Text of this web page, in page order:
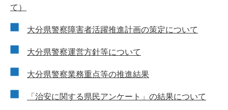
て）
大分県警察障害者活躍推進計画の策定について
大分県警察運営方針等について
大分県警察業務重点等の推進結果
「治安に関する県民アンケート」の結果について